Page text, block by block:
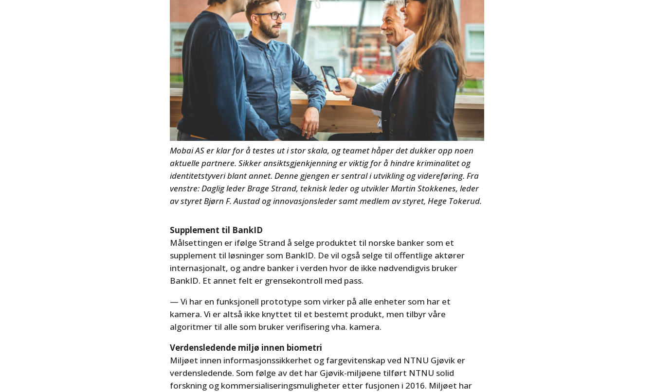
Mobai AS er klar for å testes ut i stor skala, og teamet håper det dukker opp noen
aktuelle partnere. Sikker ansiktsgjenkjenning er viktig for å hindre kriminalitet og
identitetstyveri blant annet. Denne gjengen er sentral i utvikling og videreføring. Fra
venstre: Daglig leder Brage Strand, teknisk leder og utvikler Martin Stokkenes, leder
av styret Bjørn F. Austad og innovasjonsleder samt medlem av styret, Hege Tokerud.
Supplement til BankID
Målsettingen er ifølge Strand å selge produktet til norske banker som et
supplement til løsninger som BankID. De vil også selge til offentlige aktører
internasjonalt, og andre banker i verden hvor de ikke nødvendigvis bruker
BankID. Et annet felt er grensekontroll med pass.
— Vi har en funksjonell prototype som virker på alle enheter som har et
kamera. Vi er altså ikke knyttet til et bestemt produkt, men tilbyr våre
algoritmer til alle som bruker verifisering vha. kamera.
Verdensledende miljø innen biometri
Miljøet innen informasjonssikkerhet og fargevitenskap ved NTNU Gjøvik er
verdensledende. Som følge av det har Gjøvik-miljøene tilført NTNU solid
forskning og kommersialiseringsmuligheter etter fusjonen i 2016. Miljøet har